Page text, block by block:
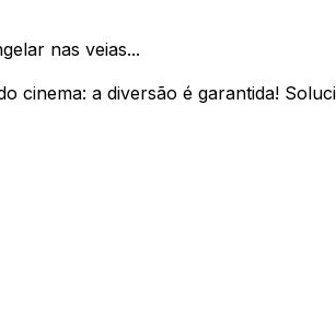
nas veias...
cinema: a diversão é garantida!